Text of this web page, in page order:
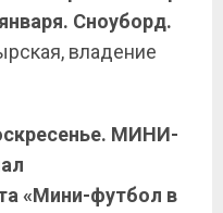
Сноуборд.
владение
МИНИ-
«Мини-футбол в